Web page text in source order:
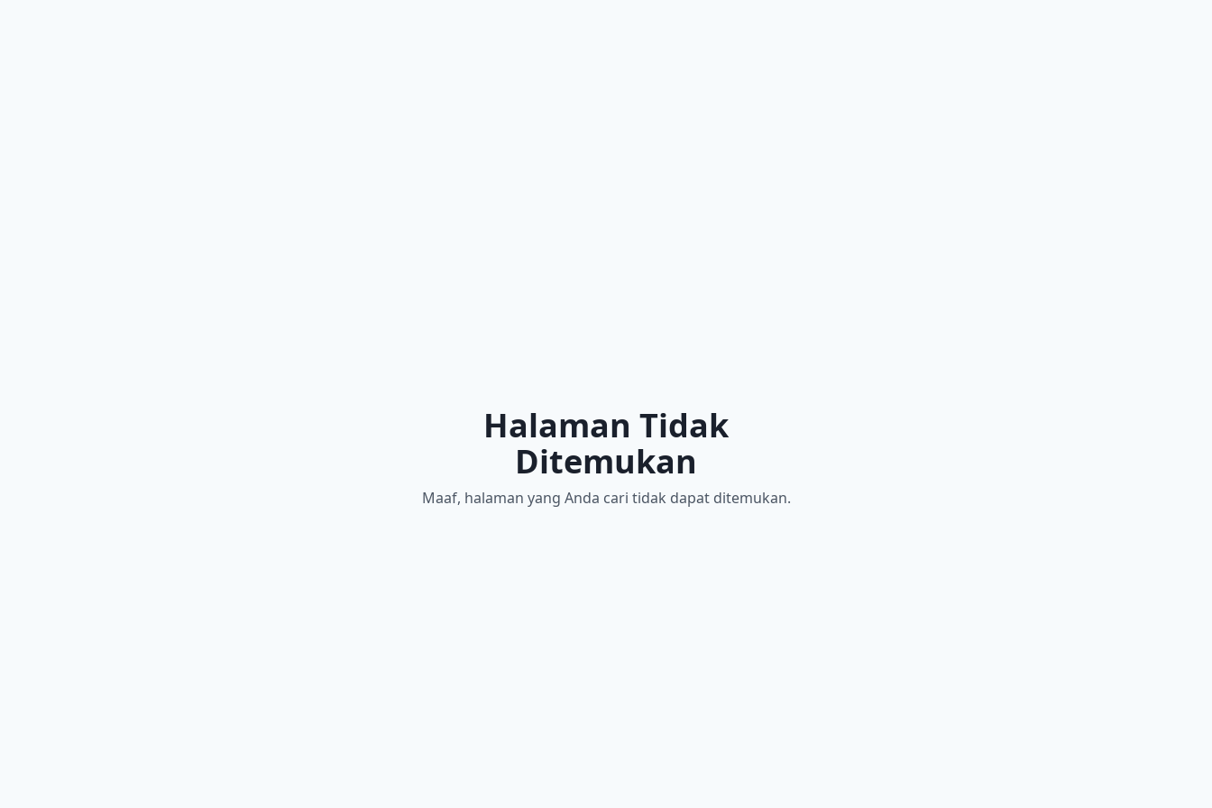
Halaman Tidak
Ditemukan
Maaf, halaman yang Anda cari tidak dapat ditemukan.